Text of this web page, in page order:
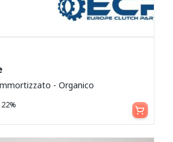
- Organico
Aggiungi al carrello